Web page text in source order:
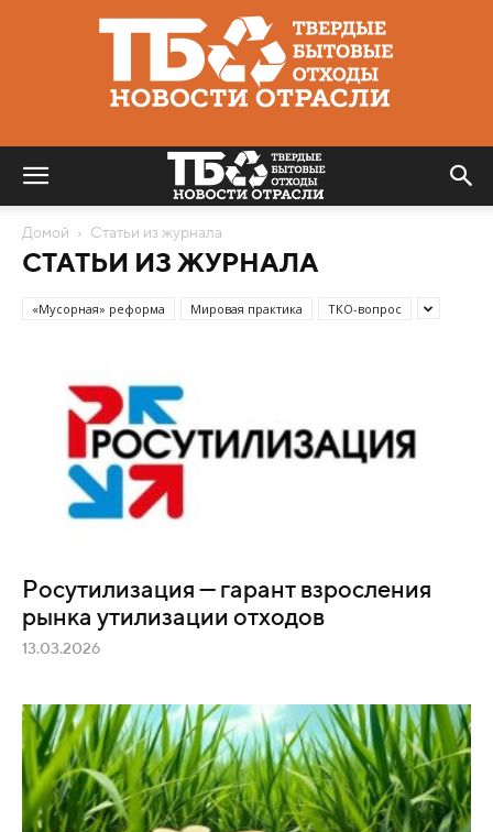
Твердые
бытовые
отходы
|
Домой Статьи из журнала
СТАТЬИ ИЗ ЖУРНАЛА
«Мусорная» реформа Мировая практика ТКО-вопрос
Росутилизация — гарант взросления
рынка утилизации отходов
13.03.2026